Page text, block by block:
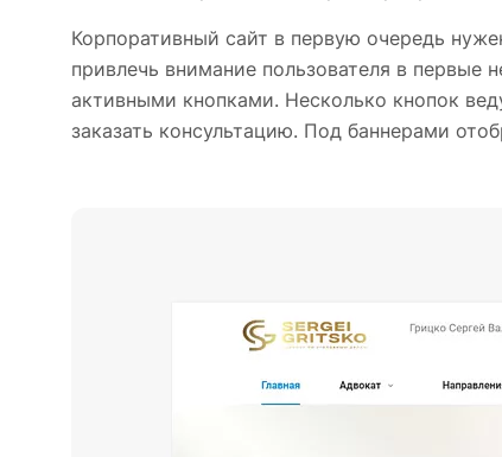
Корпоративный сайт в первую очередь
привлечь внимание пользователя в
активными кнопками. Несколько кнопок
заказать консультацию. Под баннерами